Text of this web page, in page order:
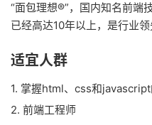
“面包理想®”，国内知名前端
已经高达10年以上，是行业领
适宜人群
1. 掌握html、css和javascript
2. 前端工程师